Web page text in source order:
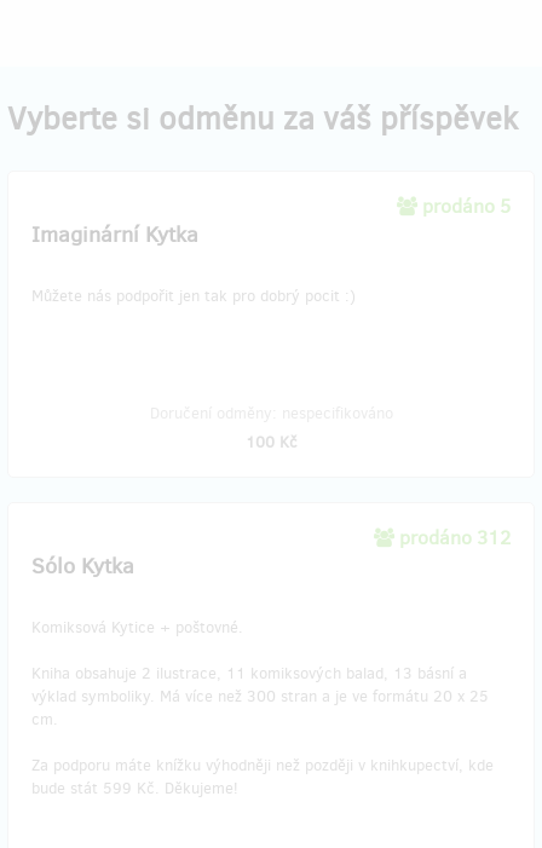
Vyberte si odměnu za váš příspěvek
prodáno 5
Imaginární Kytka
Můžete nás podpořit jen tak pro dobrý pocit :)
100 Kč
prodáno 312
Sólo Kytka
Komiksová Kytice + poštovné.
Kniha obsahuje 2 ilustrace, 11 komiksových balad, 13 básní a
výklad symboliky. Má více než 300 stran a je ve formátu 20 x 25
cm.
Za podporu máte knížku výhodněji než později v knihkupectví, kde
bude stát 599 Kč. Děkujeme!